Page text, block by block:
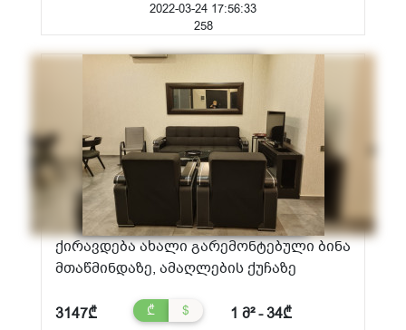
2022-03-24 17:56:33
258
ქირავდება ახალი გარემონტებული ბინა
მთაწმინდაზე, ამაღლების ქუჩაზე
3147₾ ₾ $ 1 მ² - 34₾